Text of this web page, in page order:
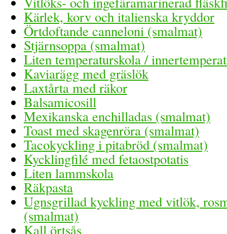
Kärlek, korv och italienska kryddor
Örtdoftande canneloni (smalmat)
Stjärnsoppa (smalmat)
Liten temperaturskola /
Kaviarägg med gräslök
Laxtårta med räkor
Balsamicosill
Mexikanska enchilladas (smalmat)
Toast med skagenröra (smalmat)
Tacokyckling i pitabröd (smalmat)
Kycklingfilé med fetaostpotatis
Liten lammskola
Räkpasta
Ugnsgrillad kyckling med vitlök,
(smalmat)
Kall örtsås